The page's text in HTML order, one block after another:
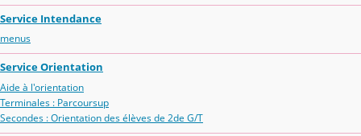
Service Intendance
menus
Service Orientation
Aide à l'orientation
Terminales : Parcoursup
Secondes : Orientation des élèves de 2de G/T